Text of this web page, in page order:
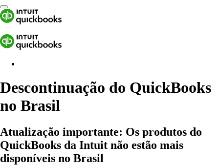
Descontinuação do QuickBooks
no Brasil
Atualização importante: Os produtos do
QuickBooks da Intuit não estão mais
disponíveis no Brasil